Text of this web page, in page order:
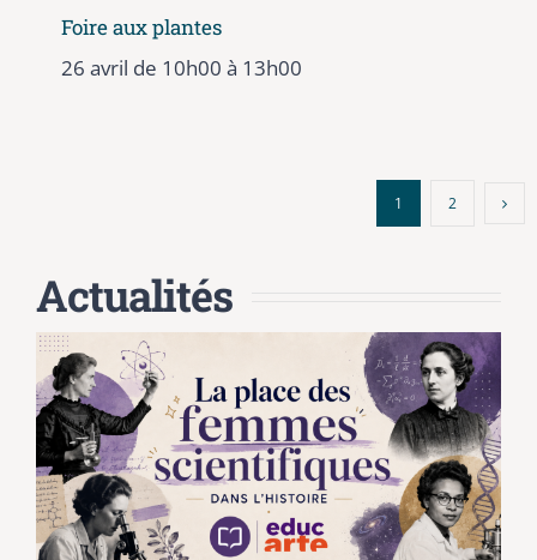
Foire aux plantes
26 avril de 10h00 à 13h00
1 2
Actualités